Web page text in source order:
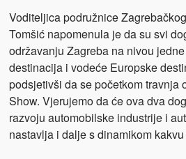
Voditeljica podružnice
Tomšić napomenula je da su svi
održavanju Zagreba na nivou
destinacija i vodeće Europske
podsjetivši da se početkom travnja
Show. Vjerujemo da će ova dva
razvoju automobilske industrije i
nastavlja i dalje s dinamikom